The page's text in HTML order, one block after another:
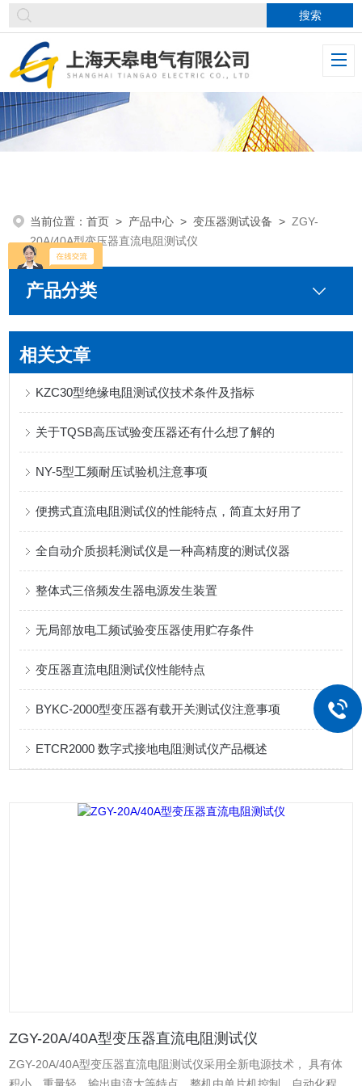
当前位置：首页 > 产品中心 >变压器测试设备 >ZGY-
20A/40A型变压器直流电阻测试仪
产品分类
相关文章
KZC30型绝缘电阻测试仪技术条件及指标
关于TQSB高压试验变压器还有什么想了解的
NY-5型工频耐压试验机注意事项
便携式直流电阻测试仪的性能特点，简直太好用了
全自动介质损耗测试仪是一种高精度的测试仪器
整体式三倍频发生器电源发生装置
无局部放电工频试验变压器使用贮存条件
变压器直流电阻测试仪性能特点
BYKC-2000型变压器有载开关测试仪注意事项
ETCR2000 数字式接地电阻测试仪产品概述
ZGY-20A/40A型变压器直流电阻测试仪
ZGY-20A/40A型变压器直流电阻测试仪采用全新电源技术， 具有体